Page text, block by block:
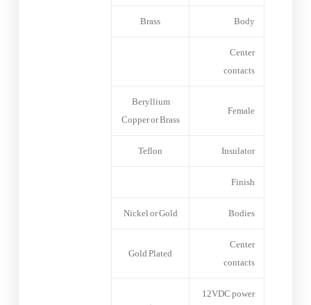
Body
Brass
Center
contacts
Female
Beryllium
Copper or Brass
Insulator
Teflon
Finish
Bodies
Nickel or Gold
Center
contacts
Gold Plated
12VDC power